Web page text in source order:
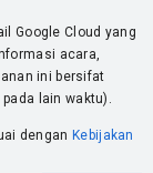
Google Cloud yang
acara,
ini bersifat
lain waktu).
dengan Kebijakan